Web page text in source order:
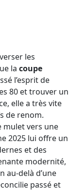
les
la coupe
l’esprit de
80 et trouver un
elle a très vite
de renom.
mulet vers une
2025 lui offre un
et des
modernité,
au-delà d’une
passé et